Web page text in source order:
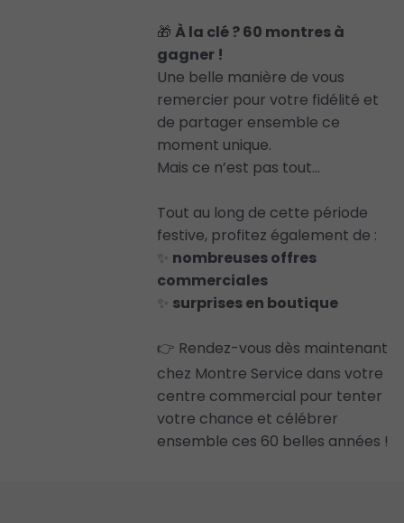
🎁 À la clé ? 60 montres à
gagner !
Une belle manière de vous
remercier pour votre fidélité et
de partager ensemble ce
moment unique.
Mais ce n’est pas tout…
Tout au long de cette période
festive, profitez également de :
✨ nombreuses offres
commerciales
✨ surprises en boutique
👉 Rendez-vous dès maintenant
chez Montre Service dans votre
centre commercial pour tenter
votre chance et célébrer
ensemble ces 60 belles années !